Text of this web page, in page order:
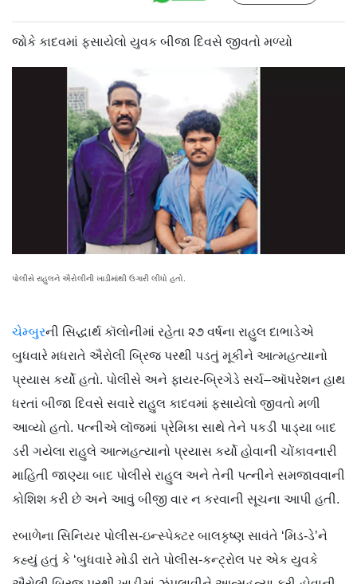
જોકે કાદવમાં ફસાયેલો યુવક બીજા દિવસે જીવતો મળ્યો
પોલીસે રાહુલને ઐરોલીની ખાડીમાંથી ઉગારી લીધો હતો.
ચેમ્બુરની સિદ્ધાર્થ કૉલોનીમાં રહેતા ૨૭ વર્ષના રાહુલ દાભાડેએ
બુધવારે મધરાતે ઐરોલી બ્રિજ પરથી પડતું મૂકીને આત્મહત્યાનો
પ્રયાસ કર્યો હતો. પોલીસે અને ફાયર-બ્રિગેડે સર્ચ–ઑપરેશન હાથ
ધરતાં બીજા દિવસે સવારે રાહુલ કાદવમાં ફસાયેલો જીવતો મળી
આવ્યો હતો. પત્નીએ લૉજમાં પ્રેમિકા સાથે તેને પકડી પાડ્યા બાદ
ડરી ગયેલા રાહુલે આત્મહત્યાનો પ્રયાસ કર્યો હોવાની ચોંકાવનારી
માહિતી જાણ્યા બાદ પોલીસે રાહુલ અને તેની પત્નીને સમજાવવાની
કોશિશ કરી છે અને આવું બીજી વાર ન કરવાની સૂચના આપી હતી.
રબાળેના સિનિયર પોલીસ-ઇન્સ્પેક્ટર બાલકૃષ્ણ સાવંતે ‘મિડ-ડે’ને
કહ્યું હતું કે ‘બુધવારે મોડી રાતે પોલીસ-કન્ટ્રોલ પર એક યુવકે